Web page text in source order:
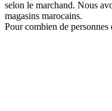
selon le marchand. Nous
magasins marocains.
Pour combien de personnes